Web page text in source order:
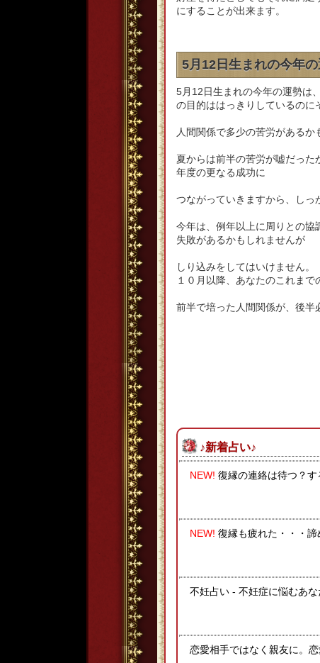
にすることが出来ます。
5月12日生まれの今年
5月12日生まれの今年の運勢は
の目的ははっきりしているのに
人間関係で多少の苦労があるか
夏からは前半の苦労が嘘だっ
年度の更なる成功に
つながっていきますから、しっ
今年は、例年以上に周りとの協
失敗があるかもしれませんが
しり込みをしてはいけません。
１０月以降、あなたのこれまで
前半で培った人間関係が、後半
♪新着占い♪
NEW! 復縁の連絡は待つ？す
NEW! 復縁も疲れた・・・諦
不妊占い - 不妊症に悩むあ
恋愛相手ではなく親友に。